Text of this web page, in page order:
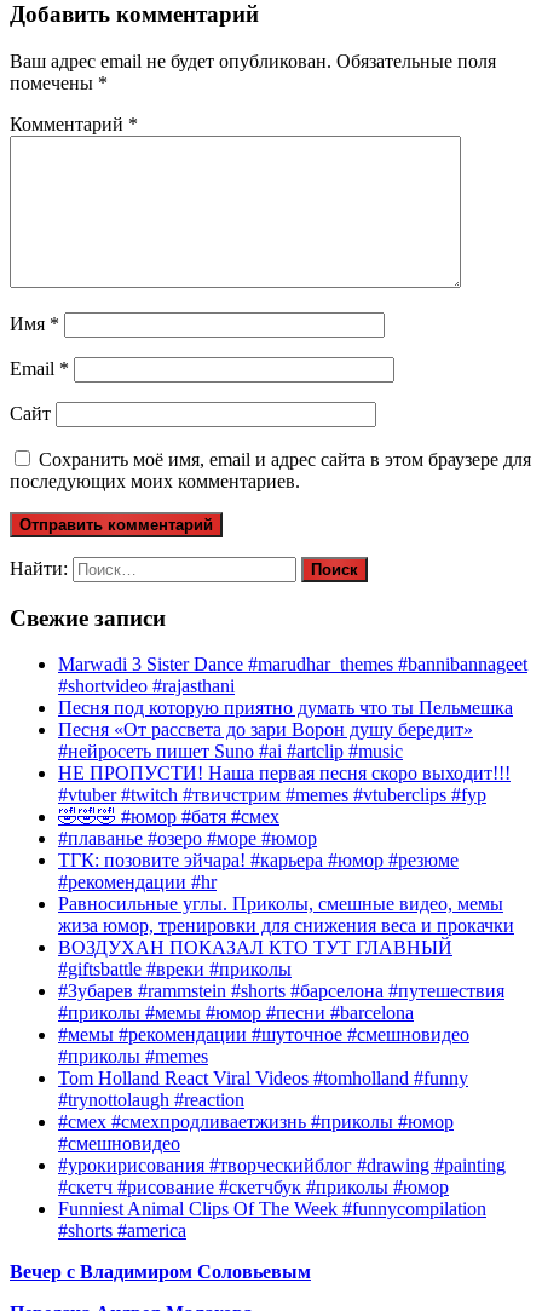
Добавить комментарий
Ваш адрес email не будет опубликован. Обязательные поля
помечены *
Комментарий *
Имя *
Email *
Сайт
Сохранить моё имя, email и адрес сайта в этом браузере для
последующих моих комментариев.
Найти:
Свежие записи
Marwadi 3 Sister Dance #marudhar_themes #bannibannageet
#shortvideo #rajasthani
Песня под которую приятно думать что ты Пельмешка
Песня «От рассвета до зари Ворон душу бередит»
#нейросеть пишет Suno #ai #artclip #music
НЕ ПРОПУСТИ! Наша первая песня скоро выходит!!!
#vtuber #twitch #твичстрим #memes #vtuberclips #fyp
🤣🤣🤣 #юмор #батя #смех
#плаванье #озеро #море #юмор
ТГК: позовите эйчара! #карьера #юмор #резюме
#рекомендации #hr
Равносильные углы. Приколы, смешные видео, мемы
жиза юмор, тренировки для снижения веса и прокачки
ВОЗДУХАН ПОКАЗАЛ КТО ТУТ ГЛАВНЫЙ
#giftsbattle #вреки #приколы
#Зубарев #rammstein #shorts #барселона #путешествия
#приколы #мемы #юмор #песни #barcelona
#мемы #рекомендации #шуточное #смешновидео
#приколы #memes
Tom Holland React Viral Videos #tomholland #funny
#trynottolaugh #reaction
#смех #смехпродливаетжизнь #приколы #юмор
#смешновидео
#урокирисования #творческийблог #drawing #painting
#скетч #рисование #скетчбук #приколы #юмор
Funniest Animal Clips Of The Week #funnycompilation
#shorts #america
Вечер с Владимиром Соловьевым